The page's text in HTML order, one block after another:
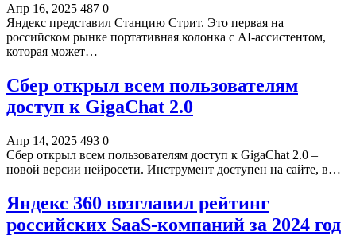
Апр 16, 2025 487 0
Яндекс представил Станцию Стрит. Это первая на
российском рынке портативная колонка с AI-ассистентом,
которая может…
Сбер открыл всем пользователям
доступ к GigaChat 2.0
Апр 14, 2025 493 0
Сбер открыл всем пользователям доступ к GigaChat 2.0 –
новой версии нейросети. Инструмент доступен на сайте, в…
Яндекс 360 возглавил рейтинг
российских SaaS-компаний за 2024 год